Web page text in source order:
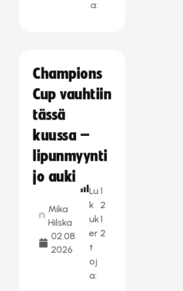
a:
Champions
Cup vauhtiin
tässä
kuussa –
lipunmyynti
jo auki
Mika
Hilska
02.08.
2026
Lu
k
uk
er
t
oj
a:
1
2
1
2